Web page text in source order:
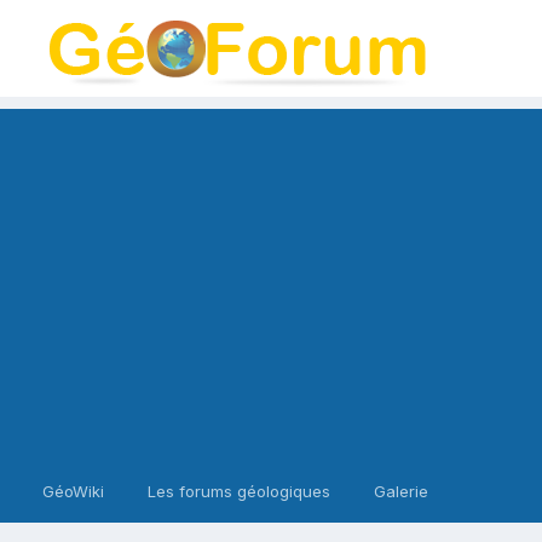
GéoWiki Les forums géologiques Galerie